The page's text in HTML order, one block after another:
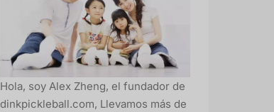
Hola, soy Alex Zheng, el fundador de
dinkpickleball.com, Llevamos más de